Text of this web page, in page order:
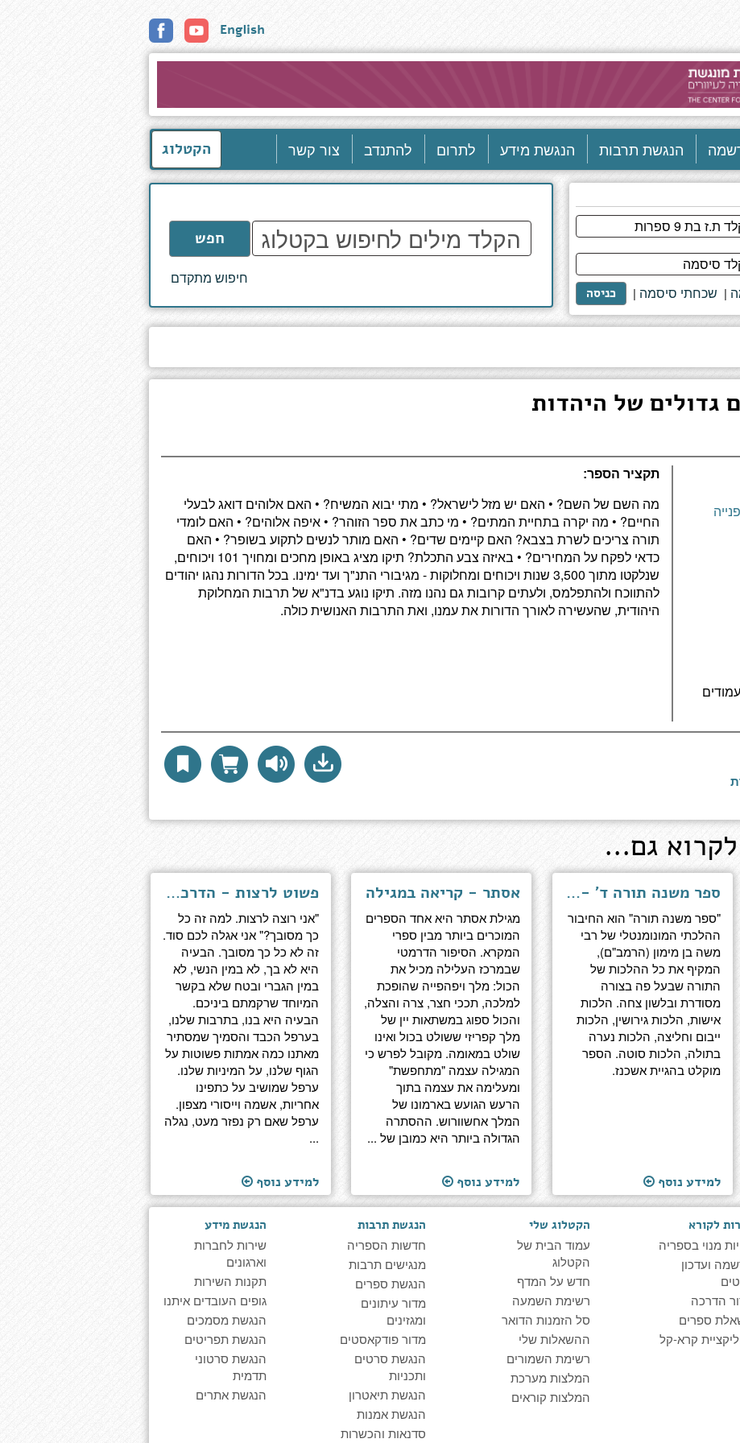
English
הנגשת תרבות הנגשת מידע לתרום להתנדב צור קשר הקטלוג
כניסה | שכחתי סיסמה |
הקלד
מילים
לחיפוש
חפש
חיפוש מתקדם
תקציר הספר:
מה השם של השם? • האם יש מזל לישראל? • מתי יבוא המשיח? • האם אלוהים דואג לבעלי
החיים? • מה יקרה בתחיית המתים? • מי כתב את ספר הזוהר? • איפה אלוהים? • האם לומדי
תורה צריכים לשרת בצבא? האם קיימים שדים? • האם מותר לנשים לתקוע בשופר? • האם
כדאי לפקח על המחירים? • באיזה צבע התכלת? תיקו מציג באופן מחכים ומחויך 101 ויכוחים,
שנלקטו מתוך 3,500 שנות ויכוחים ומחלוקות - מגיבורי התנ"ך ועד ימינו. בכל הדורות נהגו יהודים
להתווכח ולהתפלמס, ולעתים קרובות גם נהנו מזה. תיקו נוגע בדנ"א של תרבות המחלוקת
היהודית, שהעשירה לאורך הדורות את עמנו, ואת התרבות האנושית כולה.
לקרוא גם...
ספר משנה תורה ד' - ספר נשים
"ספר משנה תורה" הוא החיבור
ההלכתי המונומנטלי של רבי
משה בן מימון (הרמב"ם),
המקיף את כל ההלכות של
התורה שבעל פה בצורה
מסודרת ובלשון צחה. הלכות
אישות, הלכות גירושין, הלכות
ייבום וחליצה, הלכות נערה
בתולה, הלכות סוטה. הספר
מוקלט בהגיית אשכנז.
למידע נוסף
אסתר - קריאה במגילה
מגילת אסתר היא אחד הספרים
המוכרים ביותר מבין ספרי
המקרא. הסיפור הדרמטי
שבמרכז העלילה מכיל את
הכול: מלך ויפהפייה שהופכת
למלכה, תככי חצר, צרה והצלה,
והכול ספוג במשתאות יין של
מלך קפריזי ששולט בכול ואינו
שולט במאומה. מקובל לפרש כי
המגילה עצמה "מתחפשת"
ומעלימה את עצמה בתוך
הרעש הגועש בארמונו של
המלך אחשוורוש. ההסתרה
הגדולה ביותר היא כמובן של ...
למידע נוסף
פשוט לרצות - הדרכה למיניות
"אני רוצה לרצות. למה זה כל
כך מסובך?" אני אגלה לכם סוד.
זה לא כל כך מסובך. הבעיה
היא לא בך, לא במין הנשי, לא
במין הגברי ובטח שלא בקשר
המיוחד שרקמתם ביניכם.
הבעיה היא בנו, בתרבות שלנו,
בערפל הכבד והסמיך שמסתיר
מאתנו כמה אמתות פשוטות על
הגוף שלנו, על המיניות שלנו.
ערפל שמושיב על כתפינו
אחריות, אשמה וייסורי מצפון.
ערפל שאם רק נפזר מעט, נגלה
...
למידע נוסף
לקורא
מנוי בספריה
ועדכון
הדרכה
ספרים
קרא-קל
הקטלוג שלי
עמוד הבית של
הקטלוג
חדש על המדף
רשימת השמעה
סל הזמנות הדואר
ההשאלות שלי
רשימת השמורים
המלצות מערכת
המלצות קוראים
הנגשת תרבות
חדשות הספריה
מנגישים תרבות
הנגשת ספרים
מדור עיתונים
ומגזינים
מדור פודקאסטים
הנגשת סרטים
ותכניות
הנגשת תיאטרון
הנגשת אמנות
סדנאות והכשרות
הנגשת מידע
שירות לחברות
וארגונים
תקנות השירות
גופים העובדים איתנו
הנגשת מסמכים
הנגשת תפריטים
הנגשת סרטוני
תדמית
הנגשת אתרים